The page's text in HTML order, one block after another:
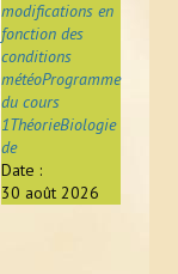
modifications en
fonction des
conditions
météoProgramme
du cours
1ThéorieBiologie
de
Date :
30 août 2026